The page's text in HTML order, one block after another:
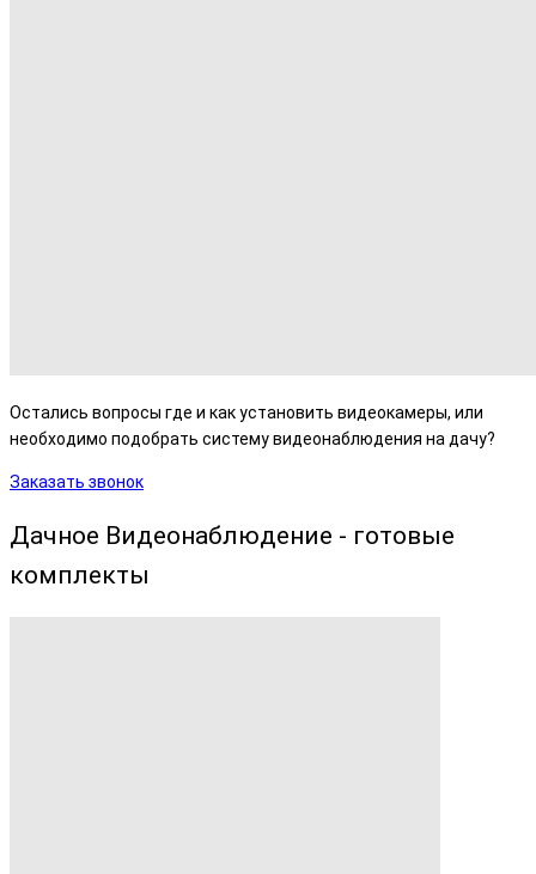
Остались вопросы где и как установить видеокамеры, или
необходимо подобрать систему видеонаблюдения на дачу?
Заказать звонок
Дачное Видеонаблюдение - готовые
комплекты